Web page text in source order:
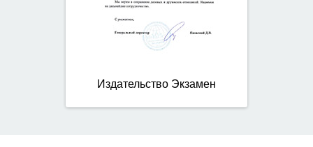
Издательство Экзамен